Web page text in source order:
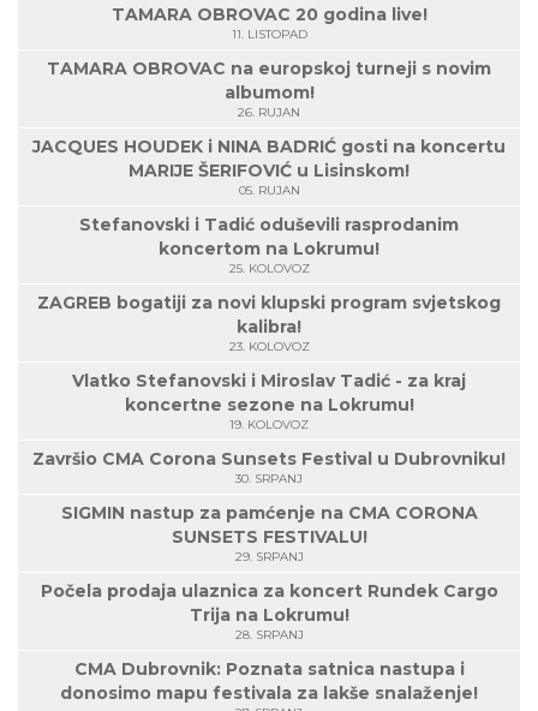
TAMARA OBROVAC 20 godina live!
11. LISTOPAD
TAMARA OBROVAC na europskoj turneji s novim
albumom!
26. RUJAN
JACQUES HOUDEK i NINA BADRIĆ gosti na koncertu
MARIJE ŠERIFOVIĆ u Lisinskom!
05. RUJAN
Stefanovski i Tadić oduševili rasprodanim
koncertom na Lokrumu!
25. KOLOVOZ
ZAGREB bogatiji za novi klupski program svjetskog
kalibra!
23. KOLOVOZ
Vlatko Stefanovski i Miroslav Tadić - za kraj
koncertne sezone na Lokrumu!
19. KOLOVOZ
Završio CMA Corona Sunsets Festival u Dubrovniku!
30. SRPANJ
SIGMIN nastup za pamćenje na CMA CORONA
SUNSETS FESTIVALU!
29. SRPANJ
Počela prodaja ulaznica za koncert Rundek Cargo
Trija na Lokrumu!
28. SRPANJ
CMA Dubrovnik: Poznata satnica nastupa i
donosimo mapu festivala za lakše snalaženje!